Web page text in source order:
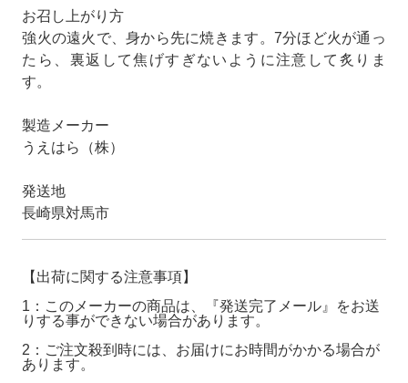
お召し上がり方
強火の遠火で、身から先に焼きます。7分ほど火が通っ
たら、裏返して焦げすぎないように注意して炙りま
す。
製造メーカー
うえはら（株）
発送地
長崎県対馬市
【出荷に関する注意事項】
1：このメーカーの商品は、『発送完了メール』をお送
りする事ができない場合があります。
2：ご注文殺到時には、お届けにお時間がかかる場合が
あります。